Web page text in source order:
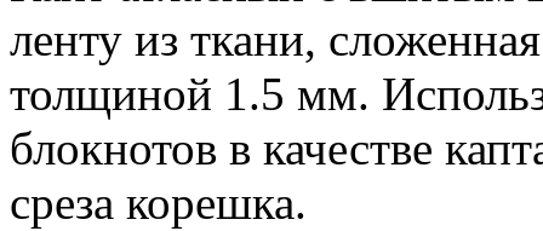
ленту из ткани,
толщиной 1.5 мм.
блокнотов в качестве
среза корешка.